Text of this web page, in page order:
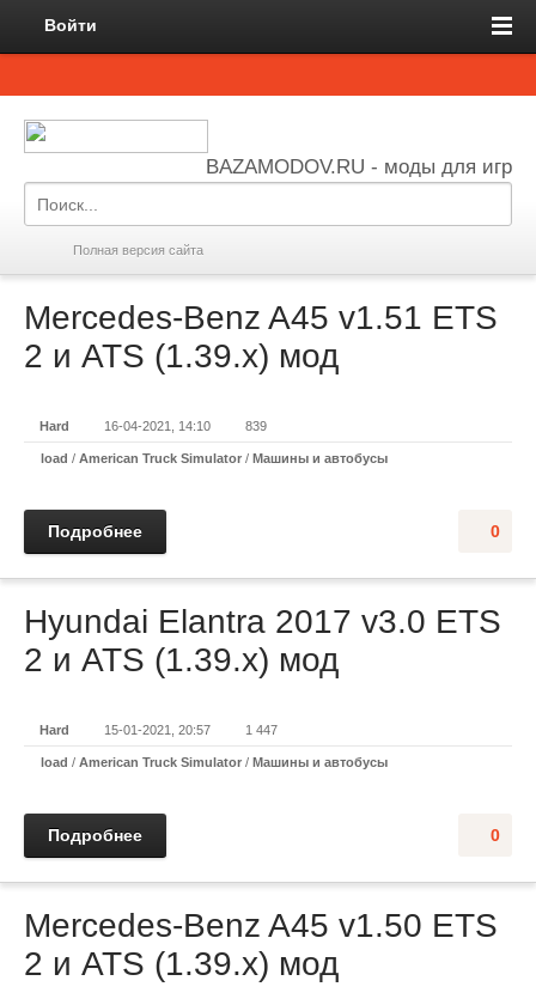
Войти
BAZAMODOV.RU - моды для игр
Полная версия сайта
Mercedes-Benz A45 v1.51 ETS
2 и ATS (1.39.x) мод
Hard 16-04-2021, 14:10 839
load / American Truck Simulator / Машины и автобусы
0
Подробнее
Hyundai Elantra 2017 v3.0 ETS
2 и ATS (1.39.x) мод
Hard 15-01-2021, 20:57 1 447
load / American Truck Simulator / Машины и автобусы
0
Подробнее
Mercedes-Benz A45 v1.50 ETS
2 и ATS (1.39.x) мод